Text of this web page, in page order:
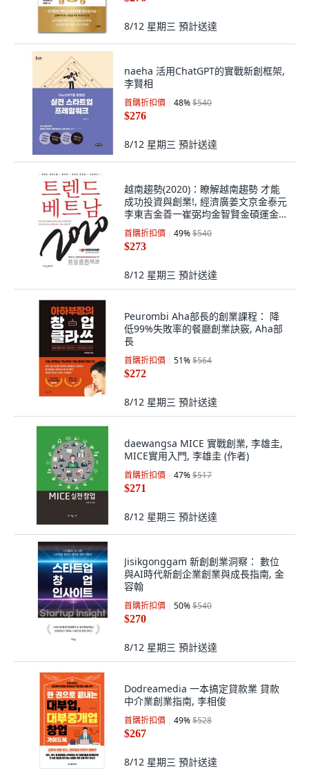
8/12 星期三 預計送達
naeha 活用ChatGPT的實戰新創框架,
李賢相
首購折扣價 48%$540
$276
8/12 星期三 預計送達
越南趨勢(2020)：瞭解越南趨勢 才能
成功投資與創業!, 經濟廣姜文京金泰元
李東吉金善一崔弼均金智賢金碩運金裕
鎬趙範坤崔智雄金燦榮李在國李潤永李
在成Ton Trong Nghia元一金一中梁承
赫邊尚賢, Publishing Cham
首購折扣價 49%$540
$273
8/12 星期三 預計送達
Peurombi Aha部長的創業課程： 降
低99%失敗率的餐廳創業訣竅, Aha部
長
首購折扣價 51%$564
$272
8/12 星期三 預計送達
daewangsa MICE 實戰創業, 李雄圭,
MICE實用入門, 李雄圭 (作者)
首購折扣價 47%$517
$271
8/12 星期三 預計送達
Jisikgonggam 新創創業洞察： 數位
與AI時代新創企業創業與成長指南, 金
容翰
首購折扣價 50%$540
$270
8/12 星期三 預計送達
Dodreamedia 一本搞定貸款業 貸款
中介業創業指南, 李相俊
首購折扣價 49%$528
$267
8/12 星期三 預計送達